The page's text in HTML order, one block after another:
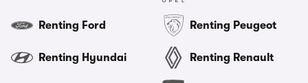
Renting Ford
Renting Hyundai
Renting Peugeot
Renting Renault